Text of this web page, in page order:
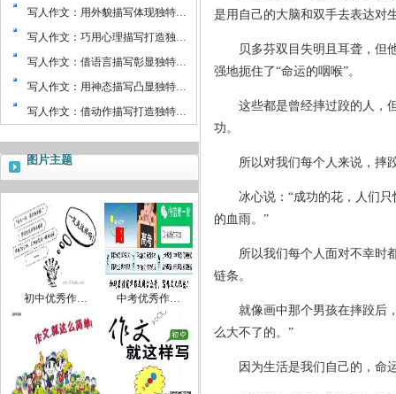
写人作文：用外貌描写体现独特…
写人作文：巧用心理描写打造独…
写人作文：借语言描写彰显独特…
写人作文：用神态描写凸显独特…
写人作文：借动作描写打造独特…
图片主题
初中优秀作… 中考优秀作…
是用自己的大脑和双手去表达对
贝多芬双目失明且耳聋，但他
强地扼住了“命运的咽喉”。
这些都是曾经摔过跤的人，但
功。
所以对我们每个人来说，摔跤
冰心说：“成功的花，人们只
的血雨。”
所以我们每个人面对不幸时都
链条。
就像画中那个男孩在摔跤后，
么大不了的。”
因为生活是我们自己的，命运